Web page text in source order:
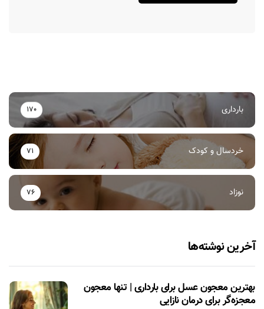
بارداری 170
خردسال و کودک 71
نوزاد 76
آخرین نوشته‌ها
بهترین معجون عسل برای بارداری | تنها معجون
معجزه‌گر برای درمان نازایی